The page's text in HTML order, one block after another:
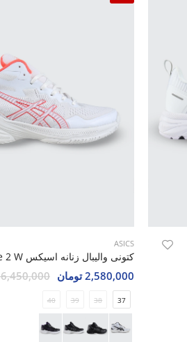
ASICS
2,580,000 تومان 6,450,000 تومان
37
38
39
40